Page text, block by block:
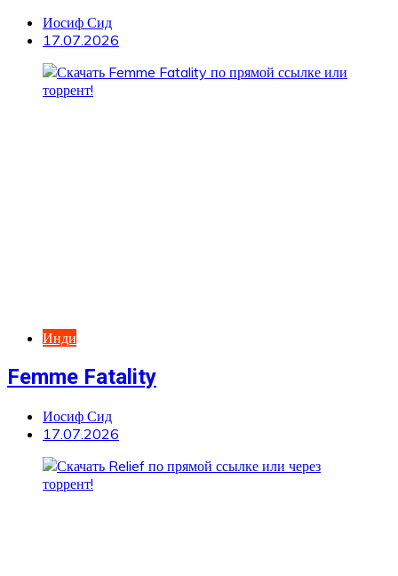
Иосиф Сид
17.07.2026
Инди
Femme Fatality
Иосиф Сид
17.07.2026